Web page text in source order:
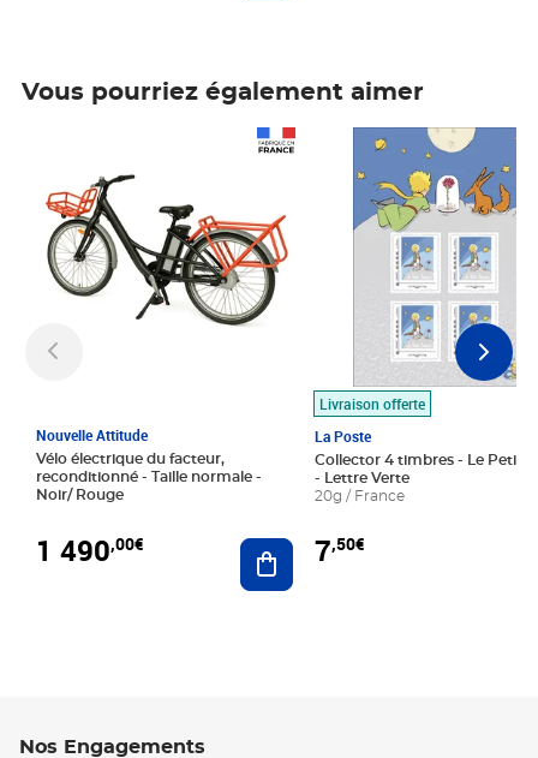
Vous pourriez également aimer
Nouvelle Attitude
Vélo électrique du facteur,
reconditionné - Taille normale -
Noir/ Rouge
1 490,00€ Ajouter au panier
Livraison offerte
La Poste
Collector 4 timbres - Le Petit
- Lettre Verte
20g / France
7,50€
Prix 7,50€
Nos Engagements